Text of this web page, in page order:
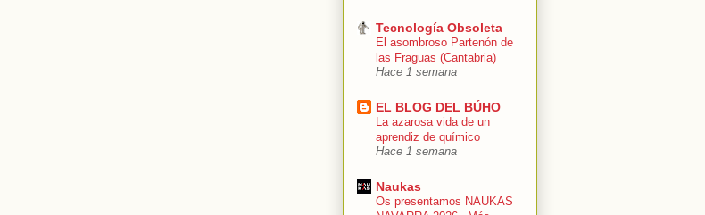
Tecnología Obsoleta
El asombroso Partenón de
las Fraguas (Cantabria)
Hace 1 semana
EL BLOG DEL BÚHO
La azarosa vida de un
aprendiz de químico
Hace 1 semana
Naukas
Os presentamos NAUKAS